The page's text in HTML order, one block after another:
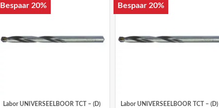
Bespaar 20%
Labor UNIVERSEELBOOR TCT – (D)
Bespaar 20%
Labor UNIVERSEELBOOR TCT – (D)